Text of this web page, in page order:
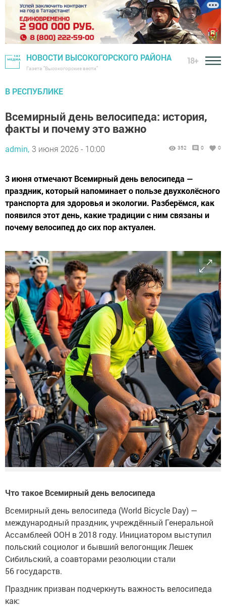
НОВОСТИ ВЫСОКОГОРСКОГО РАЙОНА
Газета "Высокогорские вести"
18+
В РЕСПУБЛИКЕ
Всемирный день велосипеда: история,
факты и почему это важно
admin, 3 июня 2026 - 10:00 352 0 0
3 июня отмечают Всемирный день велосипеда —
праздник, который напоминает о пользе двухколёсного
транспорта для здоровья и экологии. Разберёмся, как
появился этот день, какие традиции с ним связаны и
почему велосипед до сих пор актуален.
Что такое Всемирный день велосипеда
Всемирный день велосипеда (World Bicycle Day) —
международный праздник, учреждённый Генеральной
Ассамблеей ООН в 2018 году. Инициатором выступил
польский социолог и бывший велогонщик Лешек
Сибильский, а соавторами резолюции стали
56 государств.
Праздник призван подчеркнуть важность велосипеда
как: